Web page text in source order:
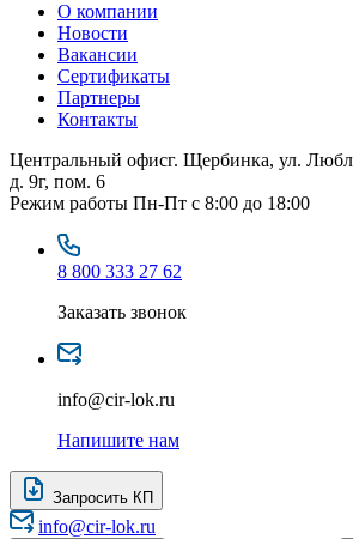
О компании
Новости
Вакансии
Сертификаты
Партнеры
Контакты
Центральный офисг. Щербинка, ул.
д. 9г, пом. 6
Режим работы Пн-Пт с 8:00 до 18:00
8 800 333 27 62
Заказать звонок
info@cir-lok.ru
Напишите нам
Запросить КП
info@cir-lok.ru